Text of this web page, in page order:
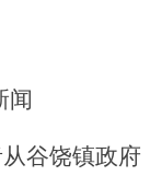
闻
谷饶镇政府